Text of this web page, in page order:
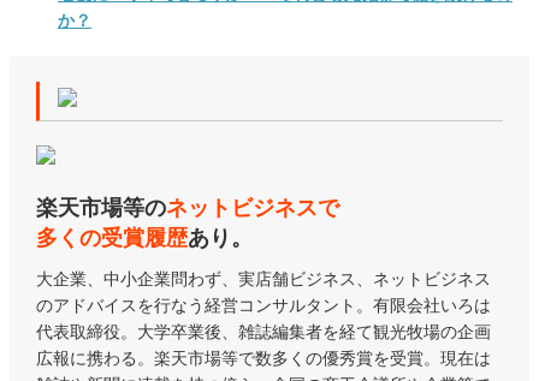
か？
楽天市場等のネットビジネスで
多くの受賞履歴あり。
大企業、中小企業問わず、実店舗ビジネス、ネットビジネス
のアドバイスを行なう経営コンサルタント。有限会社いろは
代表取締役。大学卒業後、雑誌編集者を経て観光牧場の企画
広報に携わる。楽天市場等で数多くの優秀賞を受賞。現在は